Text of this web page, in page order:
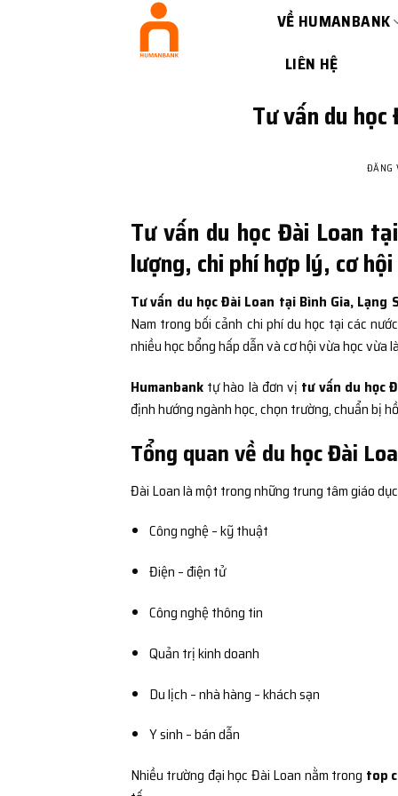
VỀ HUMANBANK
LIÊN HỆ
Tư vấn du
ĐĂNG
Tư vấn du học Đài Loan
lượng, chi phí hợp lý, cơ
Tư vấn du học Đài Loan tại Bình Gia, Lạng
Nam trong bối cảnh chi phí du học tại các
nhiều học bổng hấp dẫn và cơ hội vừa học vừa
Humanbank tự hào là đơn vị tư vấn du học
định hướng ngành học, chọn trường, chuẩn bị
Tổng quan về du học Đài
Đài Loan là một trong những trung tâm giáo
Công nghệ – kỹ thuật
Điện – điện tử
Công nghệ thông tin
Quản trị kinh doanh
Du lịch – nhà hàng – khách sạn
Y sinh – bán dẫn
Nhiều trường đại học Đài Loan nằm trong top